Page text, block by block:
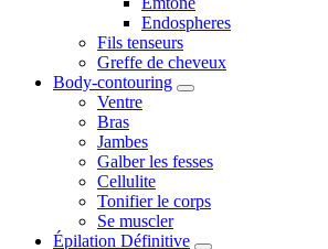
Endospheres
Fils tenseurs
Greffe de cheveux
Body-contouring
Ventre
Bras
Jambes
Galber les fesses
Cellulite
Tonifier le corps
Se muscler
Épilation Définitive